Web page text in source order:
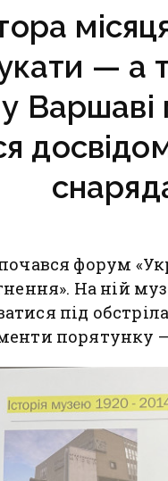
— а
форум
На ній
під
порятунку —